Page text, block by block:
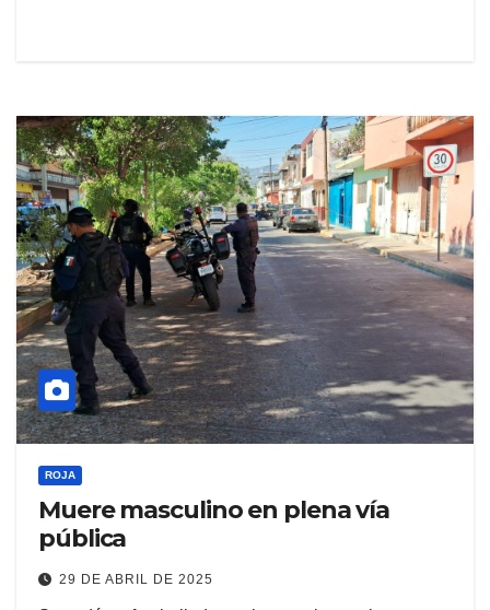
ROJA
Muere masculino en plena vía
pública
29 DE ABRIL DE 2025